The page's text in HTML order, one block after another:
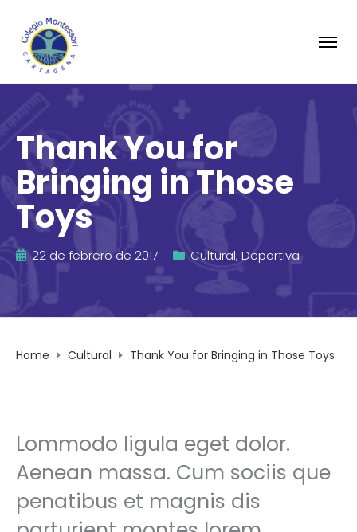
Thank You for
Bringing in Those
Toys
22 de febrero de 2017 Cultural, Deportiva
Home Cultural Thank You for Bringing in Those Toys
Lommodo ligula eget dolor.
Aenean massa. Cum sociis que
penatibus et magnis dis